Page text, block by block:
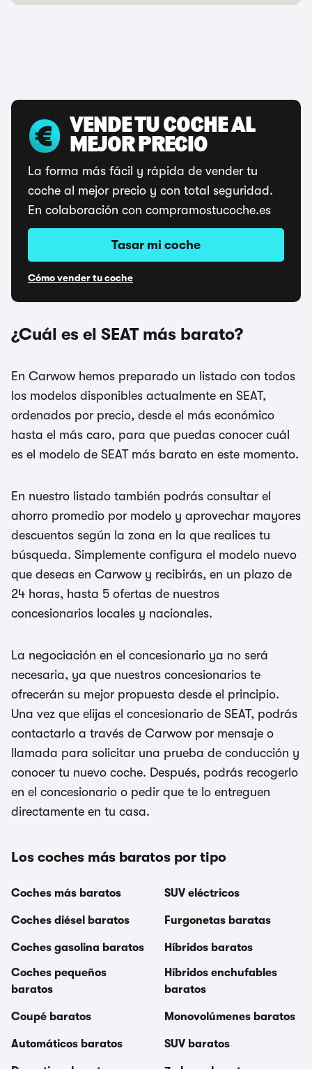
VENDE TU COCHE AL
MEJOR PRECIO
La forma más fácil y rápida de vender tu
coche al mejor precio y con total seguridad.
En colaboración con compramostucoche.es
Tasar mi coche
Cómo vender tu coche
¿Cuál es el SEAT más barato?
En Carwow hemos preparado un listado con todos
los modelos disponibles actualmente en SEAT,
ordenados por precio, desde el más económico
hasta el más caro, para que puedas conocer cuál
es el modelo de SEAT más barato en este momento.
En nuestro listado también podrás consultar el
ahorro promedio por modelo y aprovechar mayores
descuentos según la zona en la que realices tu
búsqueda. Simplemente configura el modelo nuevo
que deseas en Carwow y recibirás, en un plazo de
24 horas, hasta 5 ofertas de nuestros
concesionarios locales y nacionales.
La negociación en el concesionario ya no será
necesaria, ya que nuestros concesionarios te
ofrecerán su mejor propuesta desde el principio.
Una vez que elijas el concesionario de SEAT, podrás
contactarlo a través de Carwow por mensaje o
llamada para solicitar una prueba de conducción y
conocer tu nuevo coche. Después, podrás recogerlo
en el concesionario o pedir que te lo entreguen
directamente en tu casa.
Los coches más baratos por tipo
Coches más baratos
Coches diésel baratos
Coches gasolina baratos
Coches pequeños
baratos
Coupé baratos
Automáticos baratos
SUV eléctricos
Furgonetas baratas
Híbridos baratos
Híbridos enchufables
baratos
Monovolúmenes baratos
SUV baratos